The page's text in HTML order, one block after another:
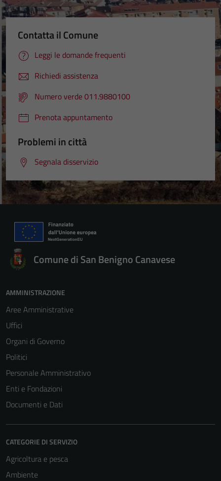
Contatta il Comune
Leggi le domande frequenti
Richiedi assistenza
Numero verde 011.9880100
Prenota appuntamento
Problemi in città
Segnala disservizio
Comune di San Benigno Canavese
AMMINISTRAZIONE
Aree Amministrative
Uffici
Organi di Governo
Politici
Personale Amministrativo
Enti e Fondazioni
Documenti e Dati
CATEGORIE DI SERVIZIO
Agricoltura e pesca
Ambiente